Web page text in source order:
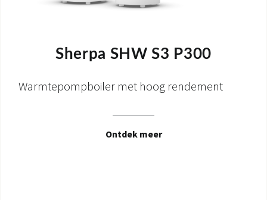
Sherpa SHW S3 P300
Warmtepompboiler met hoog rendement
Ontdek meer